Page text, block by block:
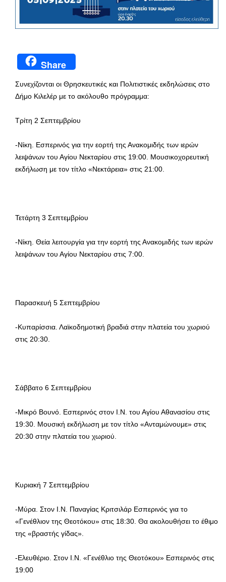
Share
Συνεχίζονται οι Θρησκευτικές και Πολιτιστικές εκδηλώσεις στο
Δήμο Κιλελέρ με το ακόλουθο πρόγραμμα:
Τρίτη 2 Σεπτεμβρίου
-Νίκη. Εσπερινός για την εορτή της Ανακομιδής των ιερών
λειψάνων του Αγίου Νεκταρίου στις 19:00. Μουσικοχορευτική
εκδήλωση με τον τίτλο «Νεκτάρεια» στις 21:00.
Τετάρτη 3 Σεπτεμβρίου
-Νίκη. Θεία λειτουργία για την εορτή της Ανακομιδής των ιερών
λειψάνων του Αγίου Νεκταρίου στις 7:00.
Παρασκευή 5 Σεπτεμβρίου
-Κυπαρίσσια. Λαϊκοδημοτική βραδιά στην πλατεία του χωριού
στις 20:30.
Σάββατο 6 Σεπτεμβρίου
-Μικρό Βουνό. Εσπερινός στον Ι.Ν. του Αγίου Αθανασίου στις
19:30. Μουσική εκδήλωση με τον τίτλο «Ανταμώνουμε» στις
20:30 στην πλατεία του χωριού.
Κυριακή 7 Σεπτεμβρίου
-Μύρα. Στον Ι.Ν. Παναγίας Κριτσιλάρ Εσπερινός για το
«Γενέθλιον της Θεοτόκου» στις 18:30. Θα ακολουθήσει το έθιμο
της «βραστής γίδας».
-Ελευθέριο. Στον Ι.Ν. «Γενέθλιο της Θεοτόκου» Εσπερινός στις
19:00